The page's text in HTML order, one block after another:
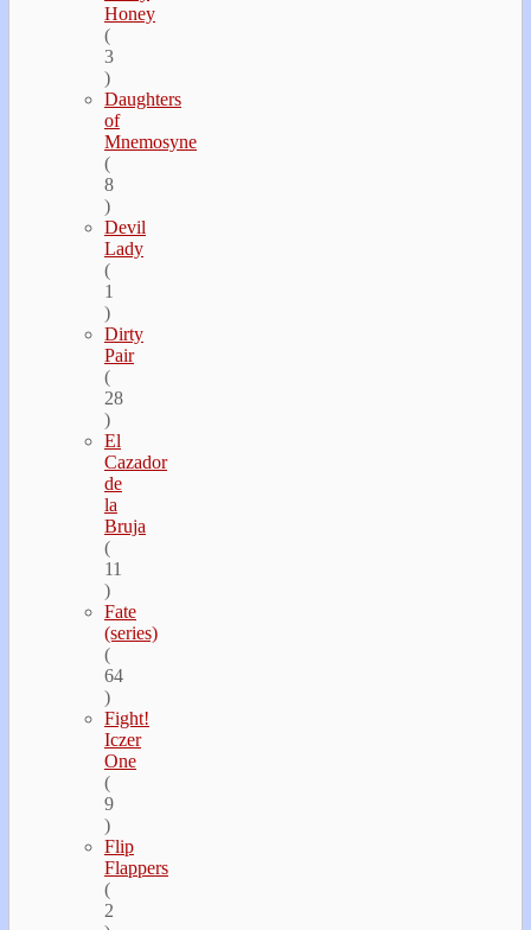
Honey
(
3
)
Daughters
of
Mnemosyne
(
8
)
Devil
Lady
(
1
)
Dirty
Pair
(
28
)
El
Cazador
de
la
Bruja
(
11
)
Fate
(series)
(
64
)
Fight!
Iczer
One
(
9
)
Flip
Flappers
(
2